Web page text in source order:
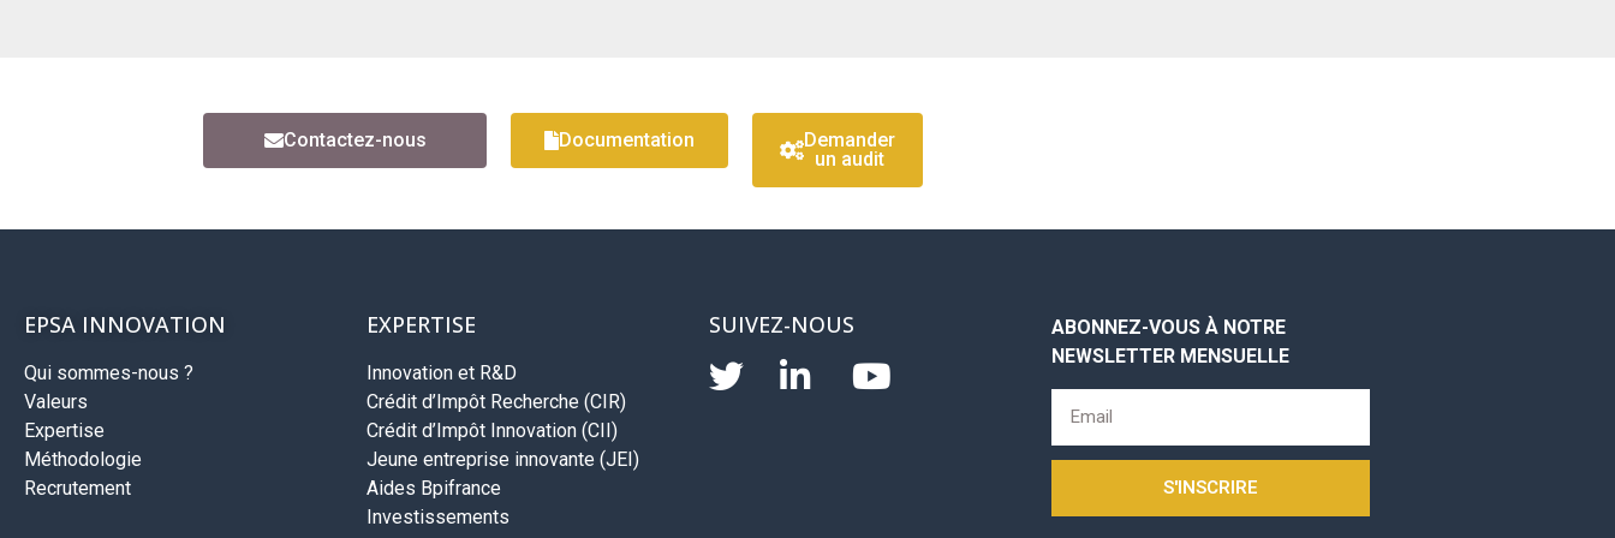
Contactez-nous Documentation
Demander
un audit
EPSA INNOVATION
Qui sommes-nous ?
Valeurs
Expertise
Méthodologie
Recrutement
EXPERTISE
Innovation et R&D
Crédit d’Impôt Recherche (CIR)
Crédit d’Impôt Innovation (CII)
Jeune entreprise innovante (JEI)
Aides Bpifrance
Investissements
SUIVEZ-NOUS
ABONNEZ-VOUS À NOTRE
NEWSLETTER MENSUELLE
S'INSCRIRE